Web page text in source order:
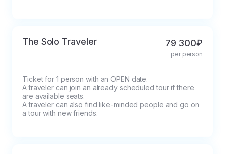
The Solo Traveler 79 300₽
per person
Ticket for 1 person with an OPEN date.
A traveler can join an already scheduled tour if there
are available seats.
A traveler can also find like-minded people and go on
a tour with new friends.